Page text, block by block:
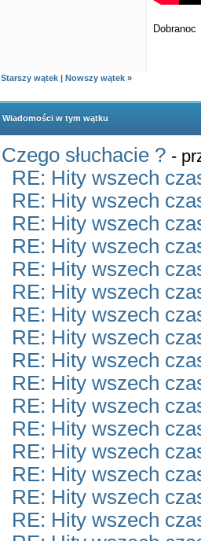
Starszy wątek | Nowszy wątek »
Wiadomości w tym wątku
Czego słuchacie ? -
RE: Hity wszech
RE: Hity wszech
RE: Hity wszech
RE: Hity wszech
RE: Hity wszech
RE: Hity wszech
RE: Hity wszech
RE: Hity wszech
RE: Hity wszech
RE: Hity wszech
RE: Hity wszech
RE: Hity wszech
RE: Hity wszech
RE: Hity wszech
RE: Hity wszech
RE: Hity wszech